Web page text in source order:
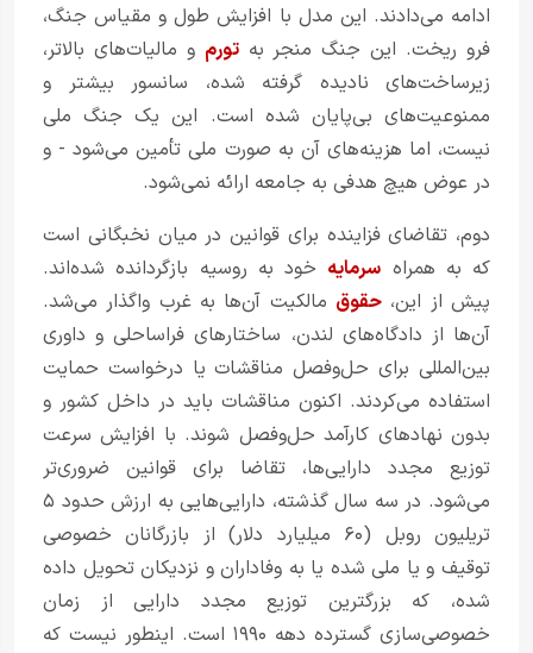
ادامه می‌دادند. این مدل با افزایش طول و مقیاس جنگ،
فرو ریخت. این جنگ منجر بهتورم و مالیات‌های بالاتر،
زیرساخت‌های نادیده گرفته شده، سانسور بیشتر و
ممنوعیت‌های بی‌پایان شده است. این یک جنگ ملی
نیست، اما هزینه‌های آن به صورت ملی تأمین می‌شود - و
در عوض هیچ هدفی به جامعه ارائه نمی‌شود.
دوم، تقاضای فزاینده برای قوانین در میان نخبگانی است
که به همراه سرمایه خود به روسیه بازگردانده شده‌اند.
پیش از این، حقوق مالکیت آن‌ها به غرب واگذار می‌شد.
آن‌ها از دادگاه‌های لندن، ساختارهای فراساحلی و داوری
بین‌المللی برای حل‌وفصل مناقشات یا درخواست حمایت
استفاده می‌کردند. اکنون مناقشات باید در داخل کشور و
بدون نهادهای کارآمد حل‌وفصل شوند. با افزایش سرعت
توزیع مجدد دارایی‌ها، تقاضا برای قوانین ضروری‌تر
می‌شود. در سه سال گذشته، دارایی‌هایی به ارزش حدود ۵
تریلیون روبل (۶۰ میلیارد دلار) از بازرگانان خصوصی
توقیف و یا ملی شده یا به وفاداران و نزدیکان تحویل داده
شده، که بزرگترین توزیع مجدد دارایی از زمان
خصوصی‌سازی گسترده دهه ۱۹۹۰ است. اینطور نیست که